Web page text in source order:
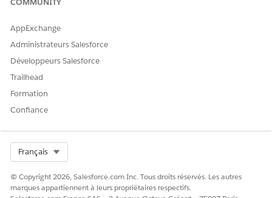
COMMUNITY
AppExchange
Administrateurs Salesforce
Développeurs Salesforce
Trailhead
Formation
Confiance
Français
© Copyright 2026, Salesforce.com Inc. Tous droits réservés. Les autres
marques appartiennent à leurs propriétaires respectifs.